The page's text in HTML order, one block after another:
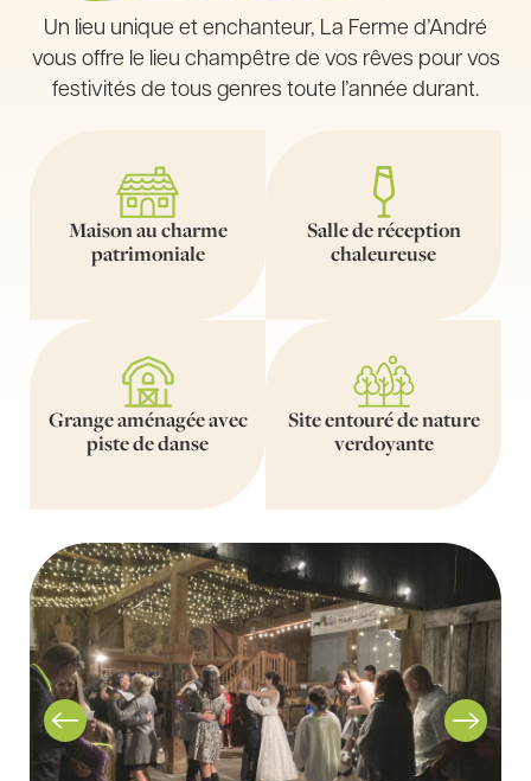
Un lieu unique et enchanteur, La Ferme d’André
vous offre le lieu champêtre de vos rêves pour vos
festivités de tous genres toute l’année durant.
Maison au charme
patrimoniale
Salle de réception
chaleureuse
Grange aménagée avec
piste de danse
Site entouré de nature
verdoyante